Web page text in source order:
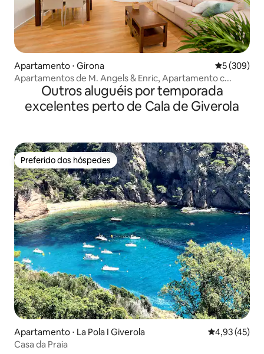
Apartamento ⋅ Girona 5 de uma
5 (309)
Apartamentos de M. Angels & Enric, Apartamento c...
Outros aluguéis por temporada
excelentes perto de Cala de Giverola
Preferido dos hóspedes
Preferido dos hóspedes
Apartamento ⋅ La Pola I Giverola 4,93 de uma
4,93 (45)
Casa da Praia